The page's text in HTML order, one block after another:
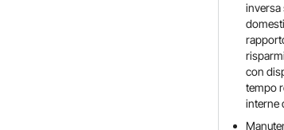
inversa
con
tempo
interne